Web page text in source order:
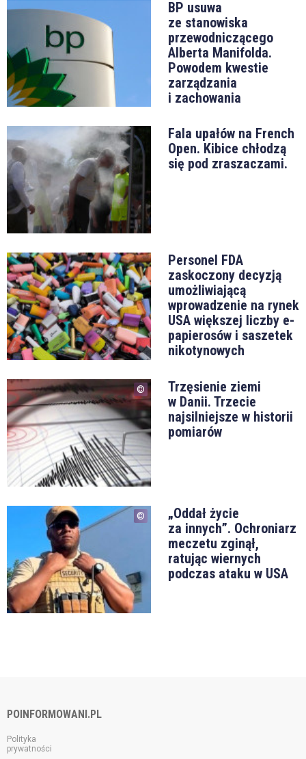
BP usuwa
ze stanowiska
przewodniczącego
Alberta Manifolda.
Powodem kwestie
zarządzania
i zachowania
Fala upałów na French
Open. Kibice chłodzą
się pod zraszaczami.
Personel FDA
zaskoczony decyzją
umożliwiającą
wprowadzenie na rynek
USA większej liczby e-
papierosów i saszetek
nikotynowych
Trzęsienie ziemi
w Danii. Trzecie
najsilniejsze w historii
pomiarów
„Oddał życie
za innych”. Ochroniarz
meczetu zginął,
ratując wiernych
podczas ataku w USA
POINFORMOWANI.PL
Polityka
prywatności